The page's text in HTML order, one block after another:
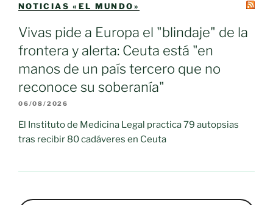
NOTICIAS «EL MUNDO»
Vivas pide a Europa el "blindaje" de la
frontera y alerta: Ceuta está "en
manos de un país tercero que no
reconoce su soberanía"
06/08/2026
El Instituto de Medicina Legal practica 79 autopsias
tras recibir 80 cadáveres en Ceuta